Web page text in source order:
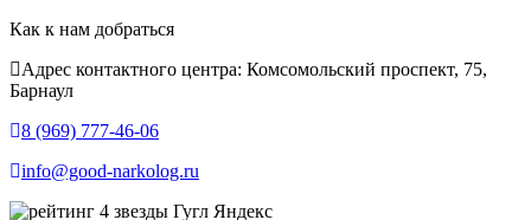
Как к нам добраться
Адрес контактного центра: Комсомольский проспект, 75,
Барнаул
8 (969) 777-46-06
info@good-narkolog.ru